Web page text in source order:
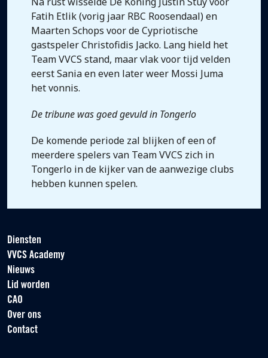
Fatih Etlik (vorig jaar RBC Roosendaal) en
Maarten Schops voor de Cypriotische
gastspeler Christofidis Jacko. Lang hield het
Team VVCS stand, maar vlak voor tijd velden
eerst Sania en even later weer Mossi Juma
het vonnis.
De tribune was goed gevuld in Tongerlo
De komende periode zal blijken of een of
meerdere spelers van Team VVCS zich in
Tongerlo in de kijker van de aanwezige clubs
hebben kunnen spelen.
Diensten
VVCS Academy
Nieuws
Lid worden
CAO
Over ons
Contact